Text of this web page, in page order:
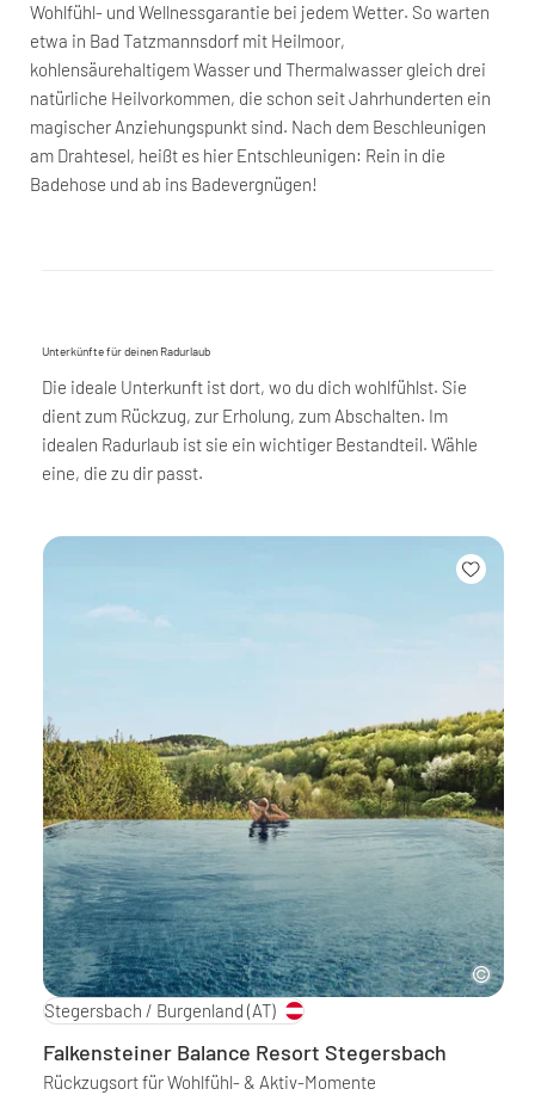
Wohlfühl- und Wellnessgarantie bei jedem Wetter. So warten
etwa in Bad Tatzmannsdorf mit Heilmoor,
kohlensäurehaltigem Wasser und Thermalwasser gleich drei
natürliche Heilvorkommen, die schon seit Jahrhunderten ein
magischer Anziehungspunkt sind. Nach dem Beschleunigen
am Drahtesel, heißt es hier Entschleunigen: Rein in die
Badehose und ab ins Badevergnügen!
Unterkünfte für deinen Radurlaub
Die ideale Unterkunft ist dort, wo du dich wohlfühlst. Sie
dient zum Rückzug, zur Erholung, zum Abschalten. Im
idealen Radurlaub ist sie ein wichtiger Bestandteil. Wähle
eine, die zu dir passt.
Stegersbach / Burgenland (AT)
Falkensteiner Balance Resort Stegersbach
Rückzugsort für Wohlfühl- & Aktiv-Momente